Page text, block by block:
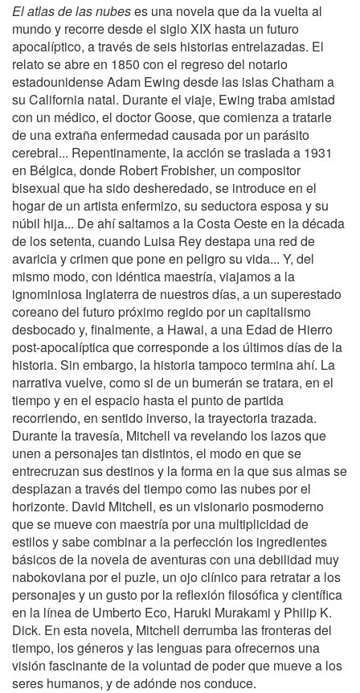
El atlas de las nubeses una novela que da la vuelta al
mundo y recorre desde el siglo XIX hasta un futuro
apocalíptico, a través de seis historias entrelazadas. El
relato se abre en 1850 con el regreso del notario
estadounidense Adam Ewing desde las islas Chatham a
su California natal. Durante el viaje, Ewing traba amistad
con un médico, el doctor Goose, que comienza a tratarle
de una extraña enfermedad causada por un parásito
cerebral... Repentinamente, la acción se traslada a 1931
en Bélgica, donde Robert Frobisher, un compositor
bisexual que ha sido desheredado, se introduce en el
hogar de un artista enfermizo, su seductora esposa y su
núbil hija... De ahí saltamos a la Costa Oeste en la década
de los setenta, cuando Luisa Rey destapa una red de
avaricia y crimen que pone en peligro su vida... Y, del
mismo modo, con idéntica maestría, viajamos a la
ignominiosa Inglaterra de nuestros días, a un superestado
coreano del futuro próximo regido por un capitalismo
desbocado y, finalmente, a Hawai, a una Edad de Hierro
post-apocalíptica que corresponde a los últimos días de la
historia. Sin embargo, la historia tampoco termina ahí. La
narrativa vuelve, como si de un bumerán se tratara, en el
tiempo y en el espacio hasta el punto de partida
recorriendo, en sentido inverso, la trayectoria trazada.
Durante la travesía, Mitchell va revelando los lazos que
unen a personajes tan distintos, el modo en que se
entrecruzan sus destinos y la forma en la que sus almas se
desplazan a través del tiempo como las nubes por el
horizonte. David Mitchell, es un visionario posmoderno
que se mueve con maestría por una multiplicidad de
estilos y sabe combinar a la perfección los ingredientes
básicos de la novela de aventuras con una debilidad muy
nabokoviana por el puzle, un ojo clínico para retratar a los
personajes y un gusto por la reflexión filosófica y científica
en la línea de Umberto Eco, Haruki Murakami y Philip K.
Dick. En esta novela, Mitchell derrumba las fronteras del
tiempo, los géneros y las lenguas para ofrecernos una
visión fascinante de la voluntad de poder que mueve a los
seres humanos, y de adónde nos conduce.